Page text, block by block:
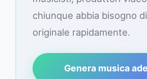
chiunque abbia bisogno
originale rapidamente.
Genera musica